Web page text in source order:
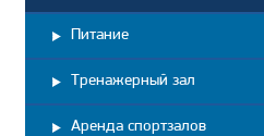
Питание
Тренажерный зал
Аренда спортзалов